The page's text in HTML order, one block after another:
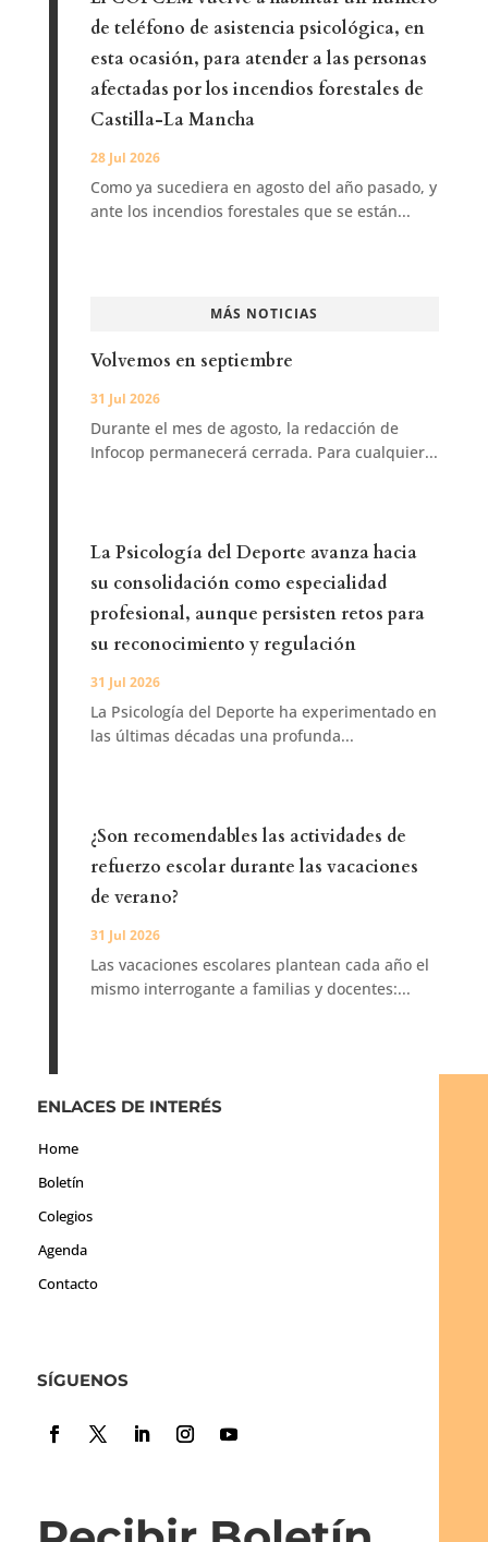
de teléfono de asistencia psicológica, en
esta ocasión, para atender a las personas
afectadas por los incendios forestales de
Castilla-La Mancha
28 Jul 2026
Como ya sucediera en agosto del año pasado, y
ante los incendios forestales que se están...
MÁS NOTICIAS
Volvemos en septiembre
31 Jul 2026
Durante el mes de agosto, la redacción de
Infocop permanecerá cerrada. Para cualquier...
La Psicología del Deporte avanza hacia
su consolidación como especialidad
profesional, aunque persisten retos para
su reconocimiento y regulación
31 Jul 2026
La Psicología del Deporte ha experimentado en
las últimas décadas una profunda...
¿Son recomendables las actividades de
refuerzo escolar durante las vacaciones
de verano?
31 Jul 2026
Las vacaciones escolares plantean cada año el
mismo interrogante a familias y docentes:...
ENLACES DE INTERÉS
Home
Boletín
Colegios
Agenda
Contacto
SÍGUENOS